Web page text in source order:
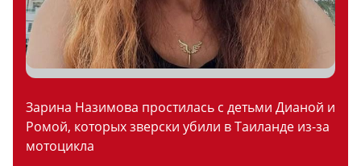
Зарина Назимова простилась с детьми Дианой и
Ромой, которых зверски убили в Таиланде из-за
мотоцикла